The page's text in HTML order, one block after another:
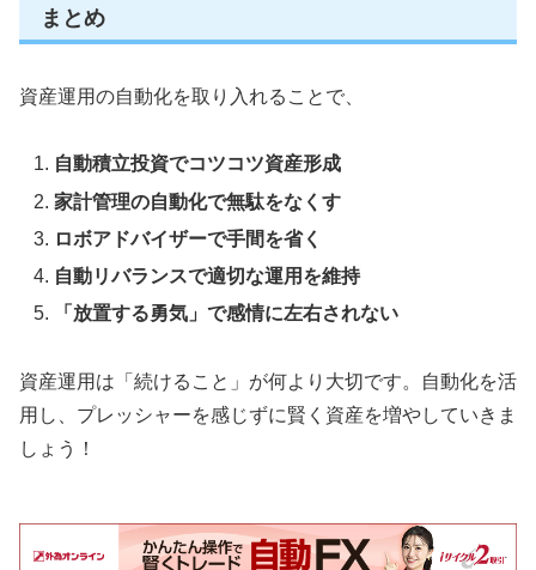
まとめ
資産運用の自動化を取り入れることで、
自動積立投資でコツコツ資産形成
家計管理の自動化で無駄をなくす
ロボアドバイザーで手間を省く
自動リバランスで適切な運用を維持
「放置する勇気」で感情に左右されない
資産運用は「続けること」が何より大切です。自動化を活
用し、プレッシャーを感じずに賢く資産を増やしていきま
しょう！